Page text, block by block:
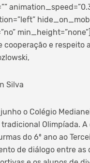
min_height=”none”]
cooperação e respeito
Silva
o Colégio
Olimpíada.
do 6º ano ao
de diálogo entre as